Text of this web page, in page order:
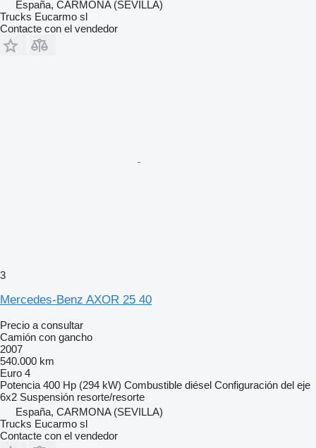
España, CARMONA (SEVILLA)
Trucks Eucarmo sl
Contacte con el vendedor
3
Mercedes-Benz AXOR 25 40
Precio a consultar
Camión con gancho
2007
540.000 km
Euro 4
Potencia 400 Hp (294 kW) Combustible diésel Configuración del eje
6x2 Suspensión resorte/resorte
España, CARMONA (SEVILLA)
Trucks Eucarmo sl
Contacte con el vendedor